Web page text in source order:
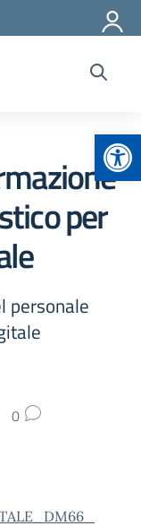
per
personale
0